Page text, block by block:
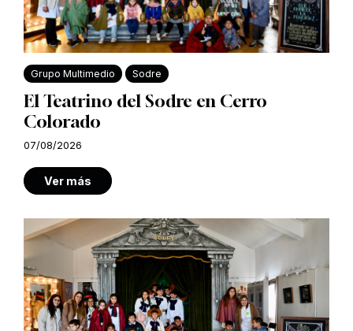
Grupo Multimedio Sodre
El Teatrino del Sodre en Cerro
Colorado
07/08/2026
Ver más